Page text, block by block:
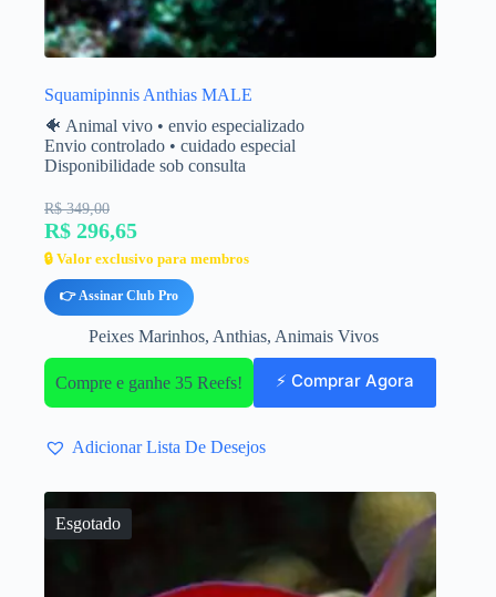
Squamipinnis Anthias MALE
🐠 Animal vivo • envio especializado
Envio controlado • cuidado especial
Disponibilidade sob consulta
R$ 349,00
R$ 296,65
🔒 Valor exclusivo para membros
👉 Assinar Club Pro
Peixes Marinhos, Anthias, Animais Vivos
Compre e ganhe 35 Reefs! ⚡ Comprar Agora
Adicionar Lista De Desejos
Esgotado